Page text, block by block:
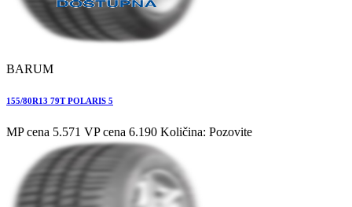
BARUM
155/80R13 79T POLARIS 5
MP cena 5.571 VP cena 6.190 Količina: Pozovite